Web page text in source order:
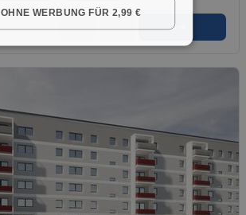
★ ➦
OHNE WERBUNG FÜR 2,99 €